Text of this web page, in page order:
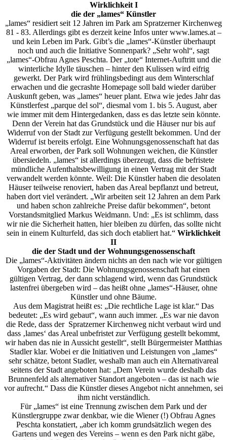
Wirklichkeit I
die der „lames“ Künstler
„lames“ residiert seit 12 Jahren im Park am Spratzerner Kirchenweg
81 - 83. Allerdings gibt es derzeit keine Infos unterwww.lames.at –
und kein Leben im Park. Gibt’s die „lames“-Künstler überhaupt
noch und auch die Initiative Sonnenpark? „Sehr wohl“, sagt
„lames“-Obfrau Agnes Peschta. Der „tote“ Internet-Auftritt und die
winterliche Idylle täuschen – hinter den Kulissen wird eifrig
gewerkt. Der Park wird frühlingsbedingt aus dem Winterschlaf
erwachen und die gecrashte Homepage soll bald wieder darüber
Auskunft geben, was „lames“ heuer plant. Etwa wie jedes Jahr das
Künstlerfest „parque del sol“, diesmal vom 1. bis 5. August, aber
wie immer mit dem Hintergedanken, dass es das letzte sein könnte.
Denn der Verein hat das Grundstück und die Häuser nur bis auf
Widerruf von der Stadt zur Verfügung gestellt bekommen. Und der
Widerruf ist bereits erfolgt. Eine Wohnungsgenossenschaft hat das
Areal erworben, der Park soll Wohnungen weichen, die Künstler
übersiedeln. „lames“ ist allerdings überzeugt, dass die befristete
mündliche Aufenthaltsbewilligung in einen Vertrag mit der Stadt
verwandelt werden könnte. Weil: Die Künstler haben die desolaten
Häuser teilweise renoviert, haben das Areal bepflanzt und betreut,
haben dort viel verändert. „Wir arbeiten seit 12 Jahren an dem Park
und haben schon zahlreiche Preise dafür bekommen“, betont
Vorstandsmitglied Markus Weidmann. Und: „Es ist schlimm, dass
wir nie die Sicherheit hatten, hier bleiben zu dürfen, das sollte nicht
sein in einem Kulturfeld, das sich doch etabliert hat.“ Wirklichkeit
II
die der Stadt und der Wohnungsgenossenschaft
Die „lames“-Aktivitäten ändern nichts an den nach wie vor gültigen
Vorgaben der Stadt: Die Wohnungsgenossenschaft hat einen
gültigen Vertrag, der dann schlagend wird, wenn das Grundstück
lastenfrei übergeben wird – das heißt ohne „lames“-Häuser, ohne
Künstler und ohne Bäume.
Aus dem Magistrat heißt es: „Die rechtliche Lage ist klar.“ Das
bedeutet: „Es wird gebaut“, wann auch immer. „Es war nie davon
die Rede, dass der Spratzerner Kirchenweg nicht verbaut wird und
dass ‚lames‘ das Areal unbefristet zur Verfügung gestellt bekommt,
wir haben das nie in Aussicht gestellt“, stellt Bürgermeister Matthias
Stadler klar. Wobei er die Initiativen und Leistungen von „lames“
sehr schätze, betont Stadler, weshalb man auch ein Alternativareal
seitens der Stadt angeboten hat: „Dem Verein wurde deshalb das
Brunnenfeld als alternativer Standort angeboten – das ist nach wie
vor aufrecht.“ Dass die Künstler dieses Angebot nicht annehmen, sei
ihm nicht verständlich.
Für „lames“ ist eine Trennung zwischen dem Park und der
Künstlergruppe zwar denkbar, wie die Wiener (!) Obfrau Agnes
Peschta konstatiert, „aber ich komm grundsätzlich wegen des
Gartens und wegen des Vereins – wenn es den Park nicht gäbe,